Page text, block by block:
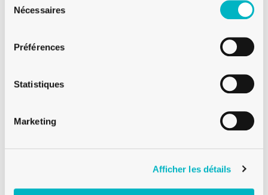
Nécessaires
Préférences
Statistiques
Marketing
Afficher les détails
Sur demande
Vente à partir de 250 verres décorés
Pour des quantités inférieures, visitez Glassmania.com !